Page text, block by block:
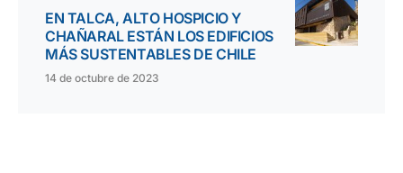
EN TALCA, ALTO HOSPICIO Y
CHAÑARAL ESTÁN LOS EDIFICIOS
MÁS SUSTENTABLES DE CHILE
14 de octubre de 2023